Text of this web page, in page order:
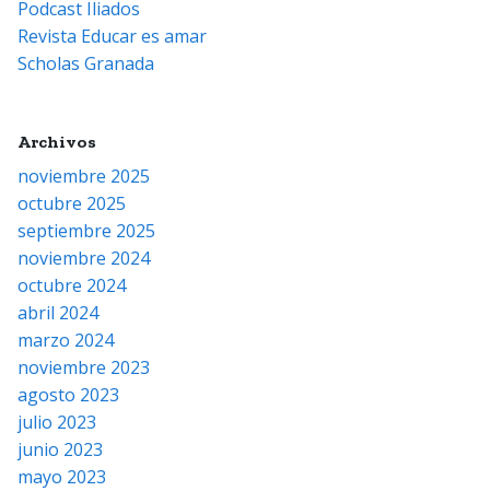
Podcast Iliados
Revista Educar es amar
Scholas Granada
Archivos
noviembre 2025
octubre 2025
septiembre 2025
noviembre 2024
octubre 2024
abril 2024
marzo 2024
noviembre 2023
agosto 2023
julio 2023
junio 2023
mayo 2023